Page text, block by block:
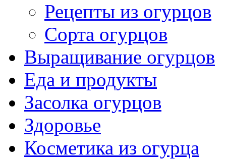
Рецепты из огурцов
Сорта огурцов
Выращивание огурцов
Еда и продукты
Засолка огурцов
Здоровье
Косметика из огурца